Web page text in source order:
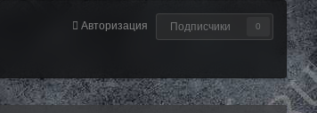
Авторизация Подписчики 0